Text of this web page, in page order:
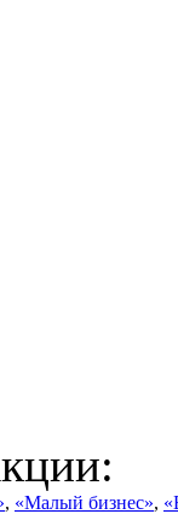
, «Малый бизнес»,